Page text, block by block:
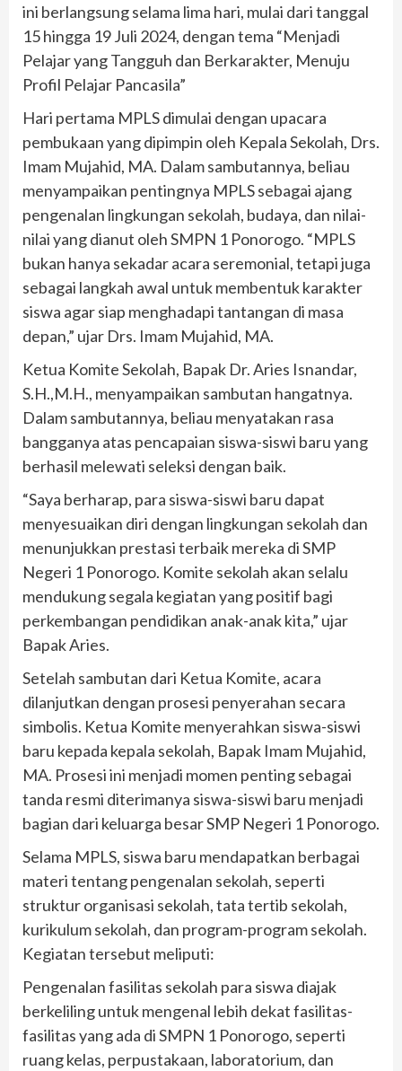
ini berlangsung selama lima hari, mulai dari tanggal
15 hingga 19 Juli 2024, dengan tema “Menjadi
Pelajar yang Tangguh dan Berkarakter, Menuju
Profil Pelajar Pancasila”
Hari pertama MPLS dimulai dengan upacara
pembukaan yang dipimpin oleh Kepala Sekolah, Drs.
Imam Mujahid, MA. Dalam sambutannya, beliau
menyampaikan pentingnya MPLS sebagai ajang
pengenalan lingkungan sekolah, budaya, dan nilai-
nilai yang dianut oleh SMPN 1 Ponorogo. “MPLS
bukan hanya sekadar acara seremonial, tetapi juga
sebagai langkah awal untuk membentuk karakter
siswa agar siap menghadapi tantangan di masa
depan,” ujar Drs. Imam Mujahid, MA.
Ketua Komite Sekolah, Bapak Dr. Aries Isnandar,
S.H.,M.H., menyampaikan sambutan hangatnya.
Dalam sambutannya, beliau menyatakan rasa
bangganya atas pencapaian siswa-siswi baru yang
berhasil melewati seleksi dengan baik.
“Saya berharap, para siswa-siswi baru dapat
menyesuaikan diri dengan lingkungan sekolah dan
menunjukkan prestasi terbaik mereka di SMP
Negeri 1 Ponorogo. Komite sekolah akan selalu
mendukung segala kegiatan yang positif bagi
perkembangan pendidikan anak-anak kita,” ujar
Bapak Aries.
Setelah sambutan dari Ketua Komite, acara
dilanjutkan dengan prosesi penyerahan secara
simbolis. Ketua Komite menyerahkan siswa-siswi
baru kepada kepala sekolah, Bapak Imam Mujahid,
MA. Prosesi ini menjadi momen penting sebagai
tanda resmi diterimanya siswa-siswi baru menjadi
bagian dari keluarga besar SMP Negeri 1 Ponorogo.
Selama MPLS, siswa baru mendapatkan berbagai
materi tentang pengenalan sekolah, seperti
struktur organisasi sekolah, tata tertib sekolah,
kurikulum sekolah, dan program-program sekolah.
Kegiatan tersebut meliputi:
Pengenalan fasilitas sekolah para siswa diajak
berkeliling untuk mengenal lebih dekat fasilitas-
fasilitas yang ada di SMPN 1 Ponorogo, seperti
ruang kelas, perpustakaan, laboratorium, dan